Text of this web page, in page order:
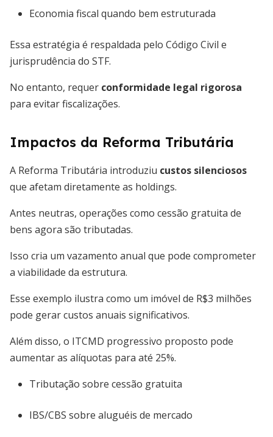
Economia fiscal quando bem estruturada
Essa estratégia é respaldada pelo Código Civil e
jurisprudência do STF.
No entanto, requer conformidade legal rigorosa
para evitar fiscalizações.
Impactos da Reforma Tributária
A Reforma Tributária introduziu custos silenciosos
que afetam diretamente as holdings.
Antes neutras, operações como cessão gratuita de
bens agora são tributadas.
Isso cria um vazamento anual que pode comprometer
a viabilidade da estrutura.
Esse exemplo ilustra como um imóvel de R$3 milhões
pode gerar custos anuais significativos.
Além disso, o ITCMD progressivo proposto pode
aumentar as alíquotas para até 25%.
Tributação sobre cessão gratuita
IBS/CBS sobre aluguéis de mercado